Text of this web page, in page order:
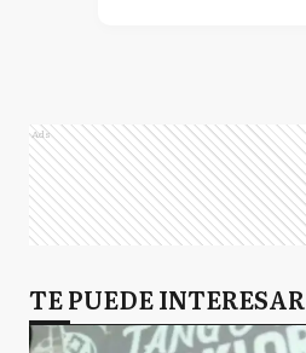
Ads
TE PUEDE INTERESAR